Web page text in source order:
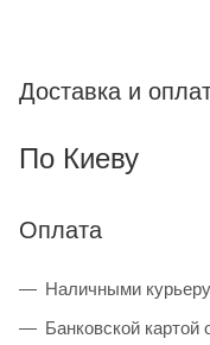
Доставка и
По Киеву
Оплата
Наличными
Банковской картой